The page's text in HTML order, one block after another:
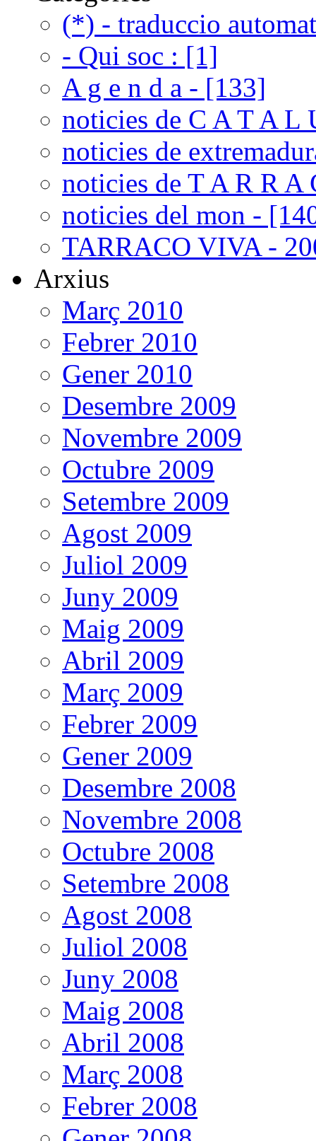
(*) - traduccio
- Qui soc : [1]
A g e n d a - [133]
noticies de C A T A L
noticies de
noticies de T A R R A
noticies del mon -
TARRACO VIVA -
Arxius
Març 2010
Febrer 2010
Gener 2010
Desembre 2009
Novembre 2009
Octubre 2009
Setembre 2009
Agost 2009
Juliol 2009
Juny 2009
Maig 2009
Abril 2009
Març 2009
Febrer 2009
Gener 2009
Desembre 2008
Novembre 2008
Octubre 2008
Setembre 2008
Agost 2008
Juliol 2008
Juny 2008
Maig 2008
Abril 2008
Març 2008
Febrer 2008